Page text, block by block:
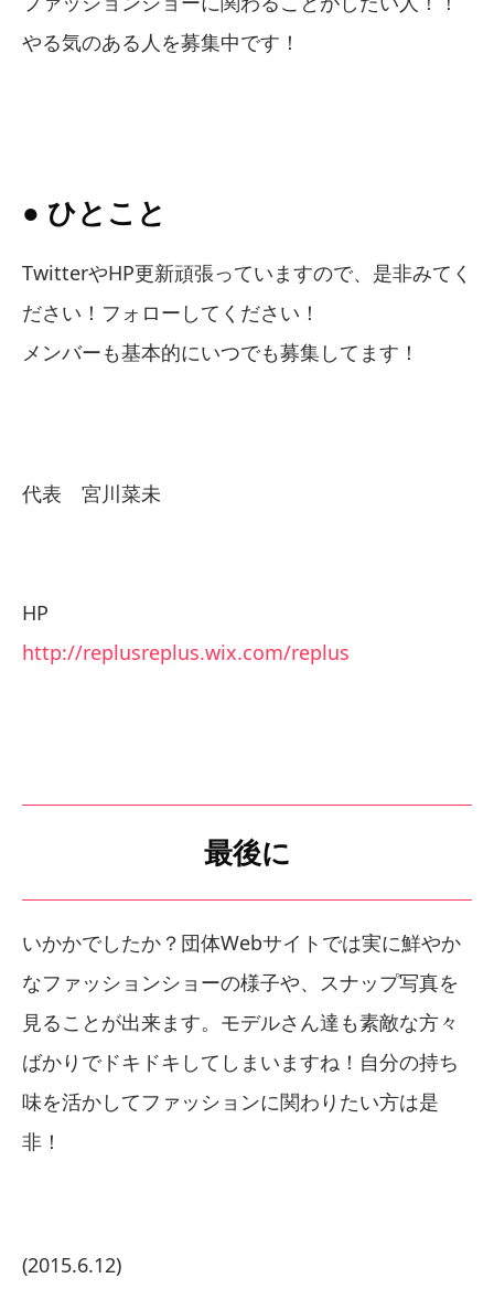
やる気のある人を募集中です！
● ひとこと
TwitterやHP更新頑張っていますので、是非みてく
ださい！フォローしてください！
メンバーも基本的にいつでも募集してます！
代表 宮川菜未
HP
http://replusreplus.wix.com/replus
最後に
いかかでしたか？団体Webサイトでは実に鮮やか
なファッションショーの様子や、スナップ写真を
見ることが出来ます。モデルさん達も素敵な方々
ばかりでドキドキしてしまいますね！自分の持ち
味を活かしてファッションに関わりたい方は是
非！
(2015.6.12)